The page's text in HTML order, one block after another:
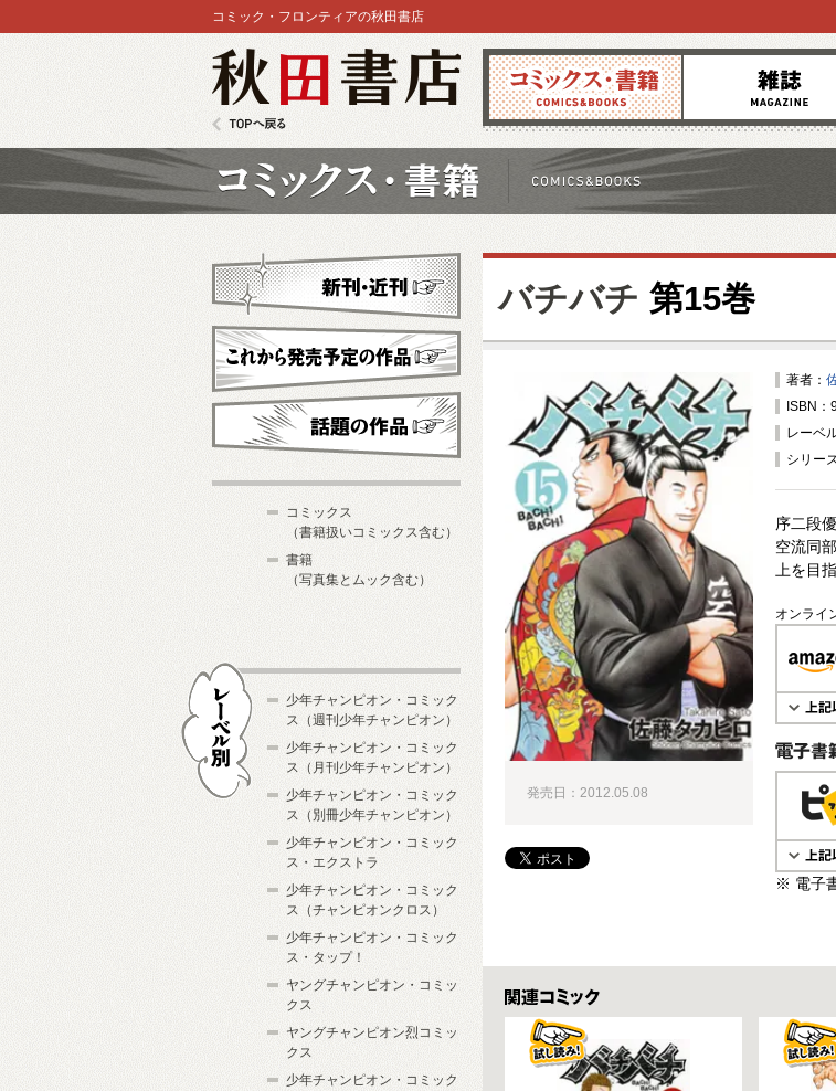
コミックス 雑誌
コミック・フロンティアの秋田書店
バチバチ 第15巻
著者：
ISBN
レーベ
シリー
序二段
空流同
上を目
オンライ
電子書籍
※ 電子
発売日：2012.05.08
関連コミックス
新刊・近刊
これから発売予定
コミックス
（書籍扱いコミックス含む）
書籍
（写真集とムック含む）
少年チャンピオン・コミック
ス（週刊少年チャンピオン）
少年チャンピオン・コミック
ス（月刊少年チャンピオン）
少年チャンピオン・コミック
ス（別冊少年チャンピオン）
少年チャンピオン・コミック
ス・エクストラ
少年チャンピオン・コミック
ス（チャンピオンクロス）
少年チャンピオン・コミック
ス・タップ！
ヤングチャンピオン・コミッ
クス
ヤングチャンピオン烈コミッ
クス
少年チャンピオン・コミック